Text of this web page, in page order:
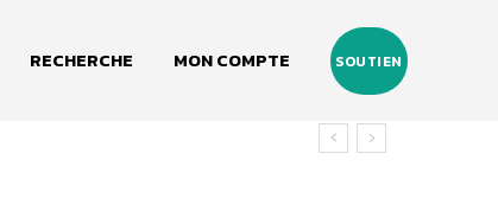
RECHERCHE MON COMPTE SOUTIEN